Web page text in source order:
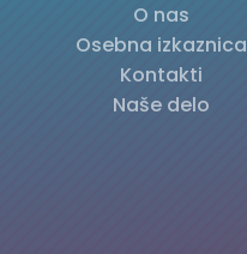
O nas
Osebna izkaznica
Kontakti
Naše delo